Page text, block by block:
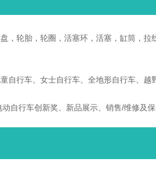
轮胎，轮圈，活塞环，活塞，缸筒，拉
行车、女士自行车、全地形自行车、越
自行车创新奖、新品展示、销售/维修及保